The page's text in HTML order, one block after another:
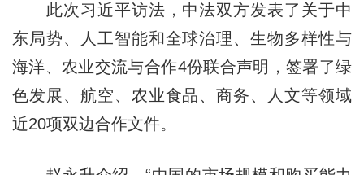
此次习近平访法，中法双方发表了关于中
东局势、人工智能和全球治理、生物多样性与
海洋、农业交流与合作4份联合声明，签署了绿
色发展、航空、农业食品、商务、人文等领域
近20项双边合作文件。